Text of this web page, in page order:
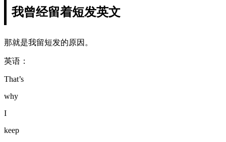
我曾经留着短发英文
那就是我留短发的原因。
英语：
That’s
why
I
keep